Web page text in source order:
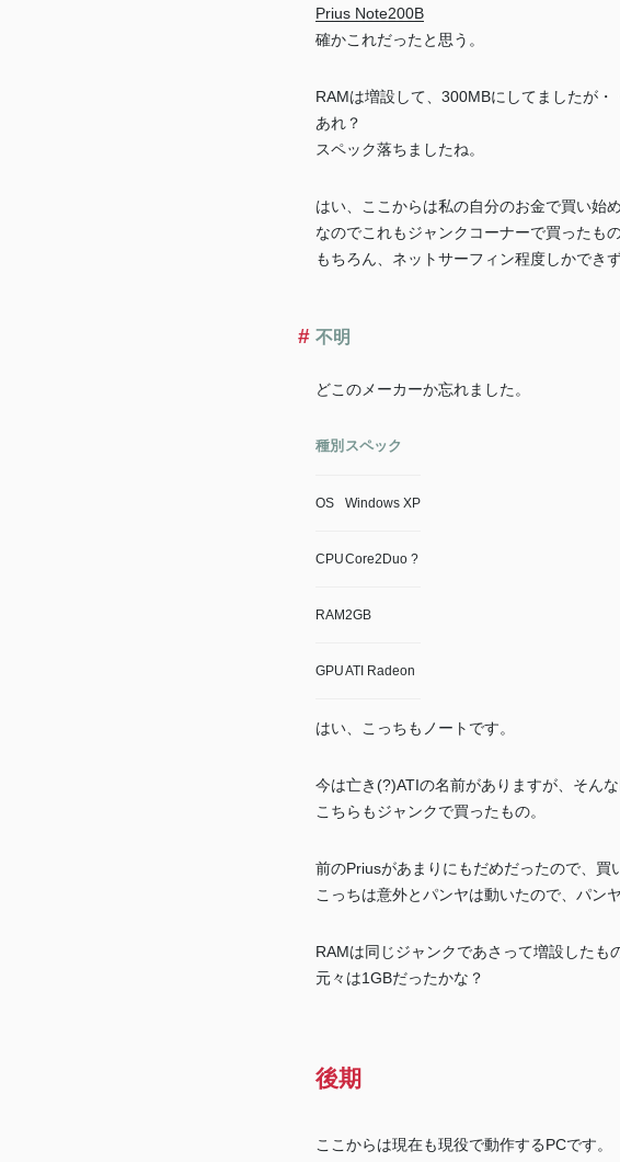
Prius Note200B
確かこれだったと思う。
RAMは増設して、300MBにしてましたが・
あれ？
スペック落ちましたね。
はい、ここからは私の自分のお金で買い始
なのでこれもジャンクコーナーで買ったも
もちろん、ネットサーフィン程度しかでき
不明
どこのメーカーか忘れました。
種別 スペック
OS Windows XP
CPUCore2Duo ?
RAM2GB
GPUATI Radeon
はい、こっちもノートです。
今は亡き(?)ATIの名前がありますが、そんな
こちらもジャンクで買ったもの。
前のPriusがあまりにもだめだったので、買
こっちは意外とパンヤは動いたので、パン
RAMは同じジャンクであさって増設したも
元々は1GBだったかな？
後期
ここからは現在も現役で動作するPCです。